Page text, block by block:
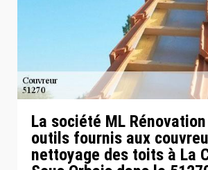
La société ML
outils fournis aux
nettoyage des toits à La